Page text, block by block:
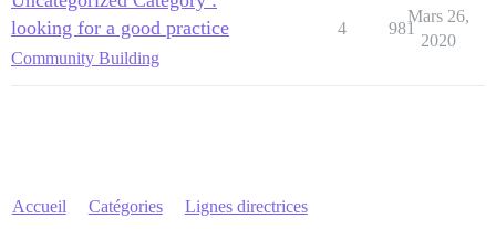
looking for a good practice
Community Building
4 981
Mars 26,
2020
Accueil Catégories Lignes directrices